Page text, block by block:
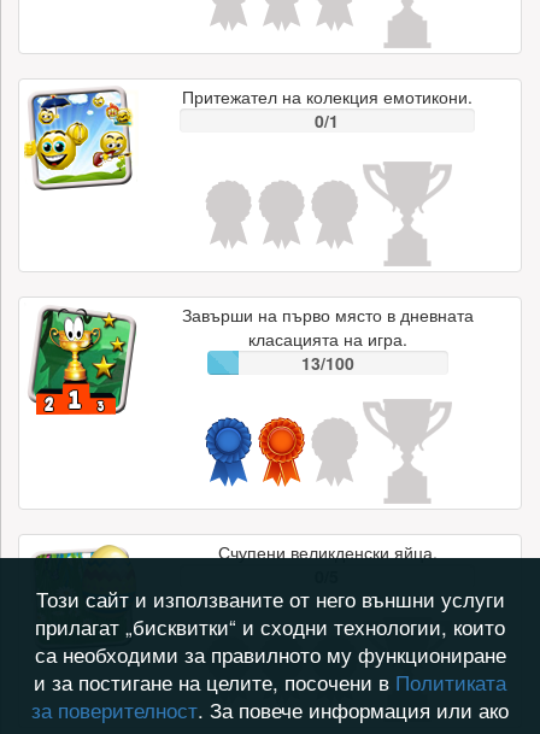
Притежател на колекция емотикони.
0/1
Завърши на първо място в дневната
класацията на игра.
13/100
Счупени великденски яйца.
Този сайт и използваните от него външни услуги
прилагат „бисквитки“ и сходни технологии, които
са необходими за правилното му функциониране
и за постигане на целите, посочени в Политиката
за поверителност. За повече информация или ако